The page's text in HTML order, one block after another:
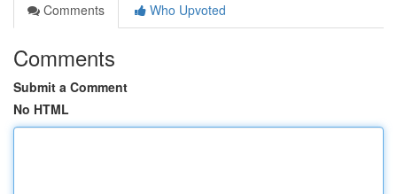
Comments
Who Upvoted
Comments
Submit a Comment
No HTML